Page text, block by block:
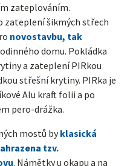
zateplováním.
zateplení šikmých střech
novostavbu, tak
domu. Pokládka
a zateplení PIRkou
střešní krytiny. PIRka je
Alu kraft folii a po
pero-drážka.
mostů byklasická
tzv.
. Námětky u okapu a na